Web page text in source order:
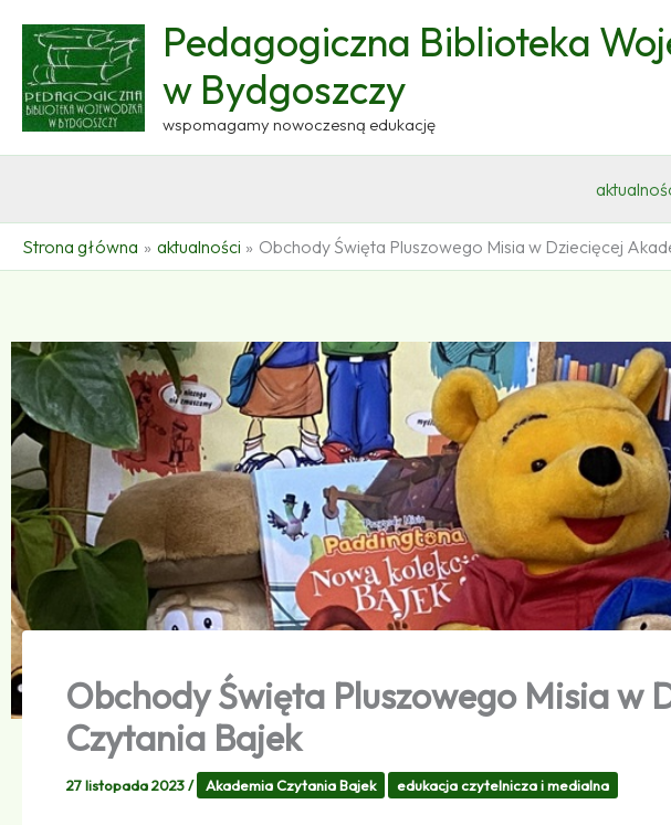
treści
Pedagogiczna Biblioteka
w Bydgoszczy
wspomagamy nowoczesną edukację
Strona główna aktualności Obchody Święta Pluszowego Misia w Dziecięcej
Obchody Święta Pluszowego Misia w
Czytania Bajek
27 listopada 2023/ Akademia Czytania Bajek edukacja czytelnicza i medialna